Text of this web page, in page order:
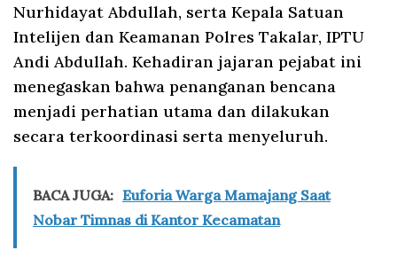
Nurhidayat Abdullah, serta Kepala Satuan
Intelijen dan Keamanan Polres Takalar, IPTU
Andi Abdullah. Kehadiran jajaran pejabat ini
menegaskan bahwa penanganan bencana
menjadi perhatian utama dan dilakukan
secara terkoordinasi serta menyeluruh.
BACA JUGA: Euforia Warga Mamajang Saat
Nobar Timnas di Kantor Kecamatan